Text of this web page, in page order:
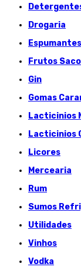
Drogaria
Espumantes
Frutos
Gin
Gomas
Lacticinios
Lacticinios
Licores
Mercearia
Rum
Sumos
Utilidades
Vinhos
Vodka